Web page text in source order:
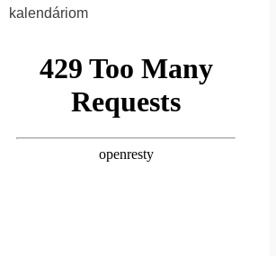
kalendáriom